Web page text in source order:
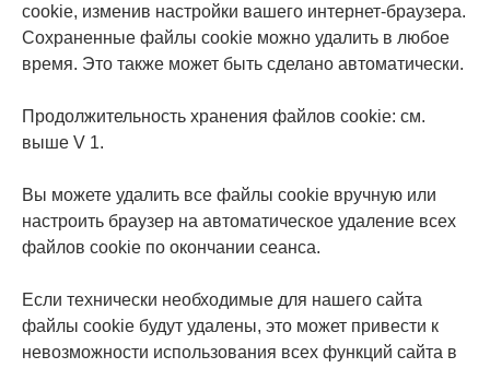
cookie, изменив настройки вашего интернет-браузера.
Сохраненные файлы cookie можно удалить в любое
время. Это также может быть сделано автоматически.
Продолжительность хранения файлов cookie: см.
выше V 1.
Вы можете удалить все файлы cookie вручную или
настроить браузер на автоматическое удаление всех
файлов cookie по окончании сеанса.
Если технически необходимые для нашего сайта
файлы cookie будут удалены, это может привести к
невозможности использования всех функций сайта в